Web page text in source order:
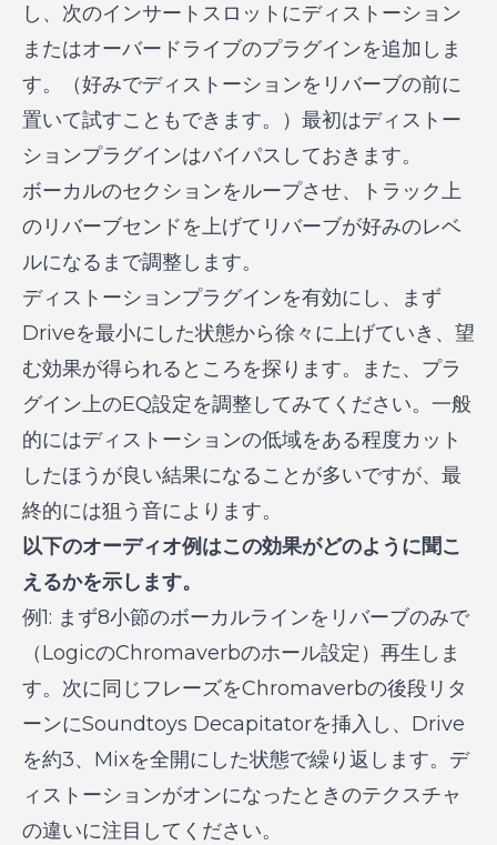
し、次のインサートスロットにディストーション
またはオーバードライブのプラグインを追加しま
す。（好みでディストーションをリバーブの前に
置いて試すこともできます。）最初はディストー
ションプラグインはバイパスしておきます。
ボーカルのセクションをループさせ、トラック上
のリバーブセンドを上げてリバーブが好みのレベ
ルになるまで調整します。
ディストーションプラグインを有効にし、まず
Driveを最小にした状態から徐々に上げていき、望
む効果が得られるところを探ります。また、プラ
グイン上のEQ設定を調整してみてください。一般
的にはディストーションの低域をある程度カット
したほうが良い結果になることが多いですが、最
終的には狙う音によります。
以下のオーディオ例はこの効果がどのように聞こ
えるかを示します。
例1: まず8小節のボーカルラインをリバーブのみで
（LogicのChromaverbのホール設定）再生しま
す。次に同じフレーズをChromaverbの後段リタ
ーンにSoundtoys Decapitatorを挿入し、Drive
を約3、Mixを全開にした状態で繰り返します。デ
ィストーションがオンになったときのテクスチャ
の違いに注目してください。